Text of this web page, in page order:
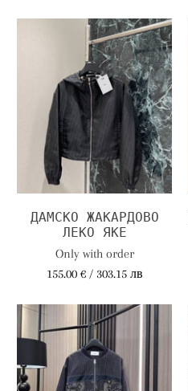
ДАМСКО ЖАКАРДОВО
ЛЕКО ЯКЕ
Only with order
155.00 € / 303.15 лв